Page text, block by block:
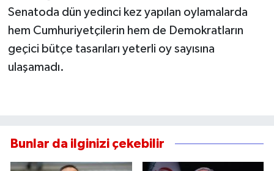
Senatoda dün yedinci kez yapılan oylamalarda
hem Cumhuriyetçilerin hem de Demokratların
geçici bütçe tasarıları yeterli oy sayısına
ulaşamadı.
Bunlar da ilginizi çekebilir